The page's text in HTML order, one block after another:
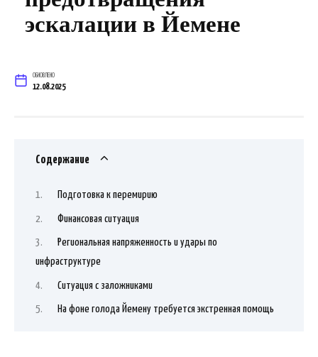
эскалации в Йемене
ОБНОВЛЕНО
12.08.2025
Содержание
Подготовка к перемирию
Финансовая ситуация
Региональная напряженность и удары по
инфраструктуре
Ситуация с заложниками
На фоне голода Йемену требуется экстренная помощь